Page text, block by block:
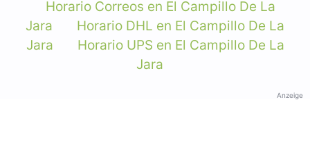
Horario Correos en El Campillo De La
Jara
Horario DHL en El Campillo De La
Jara
Horario UPS en El Campillo De La
Jara
Anzeige